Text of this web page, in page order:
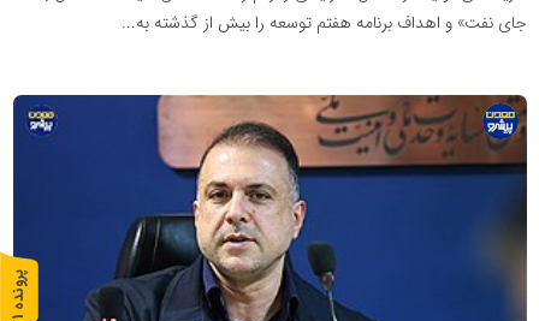
جای نفت» و اهداف برنامه هفتم توسعه را بیش از گذشته به...
پایگاه
اطلاع
معدن
پ
ر
و
ن
د
ه
1